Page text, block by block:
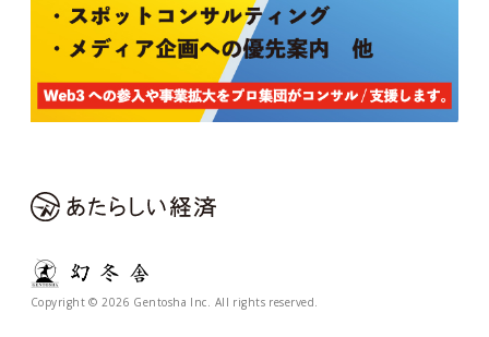
Copyright © 2026 Gentosha Inc. All rights reserved.